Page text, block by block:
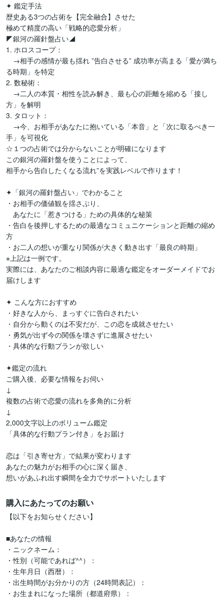
✦ 鑑定手法
歴史ある3つの占術を【完全融合】させた
極めて精度の高い「戦略的恋愛分析」
◤銀河の羅針盤占い◢
1. ホロスコープ：
→相手の感情が最も揺れ ”告白させる” 成功率が高まる「愛が満ち
る時期」を特定
2. 数秘術：
→二人の本質・相性を読み解き、最も心の距離を縮める「接し
方」を解明
3. タロット：
→今、お相手があなたに抱いている「本音」と「次に取るべき一
手」を可視化
☆１つの占術では分からないことが明確になります
この銀河の羅針盤を使うことによって、
相手から告白したくなる流れ”を実践レベルで作ります！
✦「銀河の羅針盤占い」でわかること
・お相手の価値観を揺さぶり、
あなたに「惹きつける」ための具体的な秘策
・告白を後押しするための最適なコミュニケーションと距離の縮め
方
・お二人の想いが重なり関係が大きく動き出す「最良の時期」
※上記は一例です。
実際には、あなたのご相談内容に最適な鑑定をオーダーメイドでお
届けします
✦ こんな方におすすめ
・好きな人から、まっすぐに告白されたい
・自分から動くのは不安だが、この恋を成就させたい
・勇気が出ず今の関係を壊さずに進展させたい
・具体的な行動プランが欲しい
✦鑑定の流れ
ご購入後、必要な情報をお伺い
↓
複数の占術で恋愛の流れを多角的に分析
↓
2,000文字以上のボリューム鑑定
「具体的な行動プラン付き」をお届け
恋は「引き寄せ方」で結果が変わります
あなたの魅力がお相手の心に深く届き、
想いがあふれ出す瞬間を全力でサポートいたします
購入にあたってのお願い
【以下をお知らせください】
■あなたの情報
・ニックネーム：
・性別（可能であれば^^）：
・生年月日（西暦）：
・出生時間がお分かりの方（24時間表記）：
・お生まれになった場所（都道府県）：